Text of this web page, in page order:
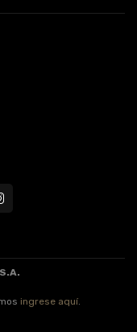
ingrese aquí.